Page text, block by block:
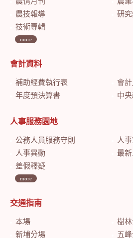
農技報導
研
技術專輯
more
會計資料
補助經費執行表
會
年度預決算書
中央政
人事服務園地
公務人員服務守則
人
人事異動
最
差假釋疑
more
交通指南
本場
樹
新埔分場
五